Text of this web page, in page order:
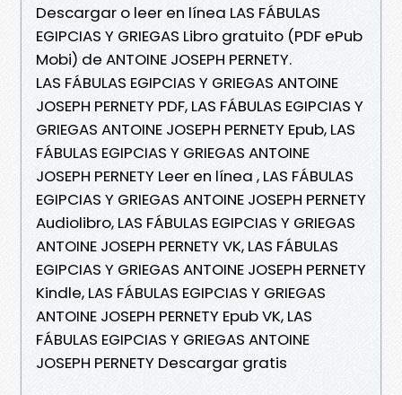
Descargar o leer en línea LAS FÁBULAS
EGIPCIAS Y GRIEGAS Libro gratuito (PDF ePub
Mobi) de ANTOINE JOSEPH PERNETY.
LAS FÁBULAS EGIPCIAS Y GRIEGAS ANTOINE
JOSEPH PERNETY PDF, LAS FÁBULAS EGIPCIAS Y
GRIEGAS ANTOINE JOSEPH PERNETY Epub, LAS
FÁBULAS EGIPCIAS Y GRIEGAS ANTOINE
JOSEPH PERNETY Leer en línea , LAS FÁBULAS
EGIPCIAS Y GRIEGAS ANTOINE JOSEPH PERNETY
Audiolibro, LAS FÁBULAS EGIPCIAS Y GRIEGAS
ANTOINE JOSEPH PERNETY VK, LAS FÁBULAS
EGIPCIAS Y GRIEGAS ANTOINE JOSEPH PERNETY
Kindle, LAS FÁBULAS EGIPCIAS Y GRIEGAS
ANTOINE JOSEPH PERNETY Epub VK, LAS
FÁBULAS EGIPCIAS Y GRIEGAS ANTOINE
JOSEPH PERNETY Descargar gratis